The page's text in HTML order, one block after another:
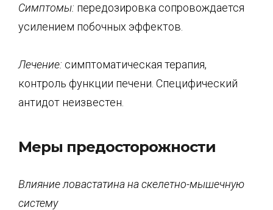
Симптомы: передозировка сопровождается
усилением побочных эффектов.
Лечение: симптоматическая терапия,
контроль функции печени. Специфический
антидот неизвестен.
Меры предосторожности
Влияние ловастатина на скелетно-мышечную
систему